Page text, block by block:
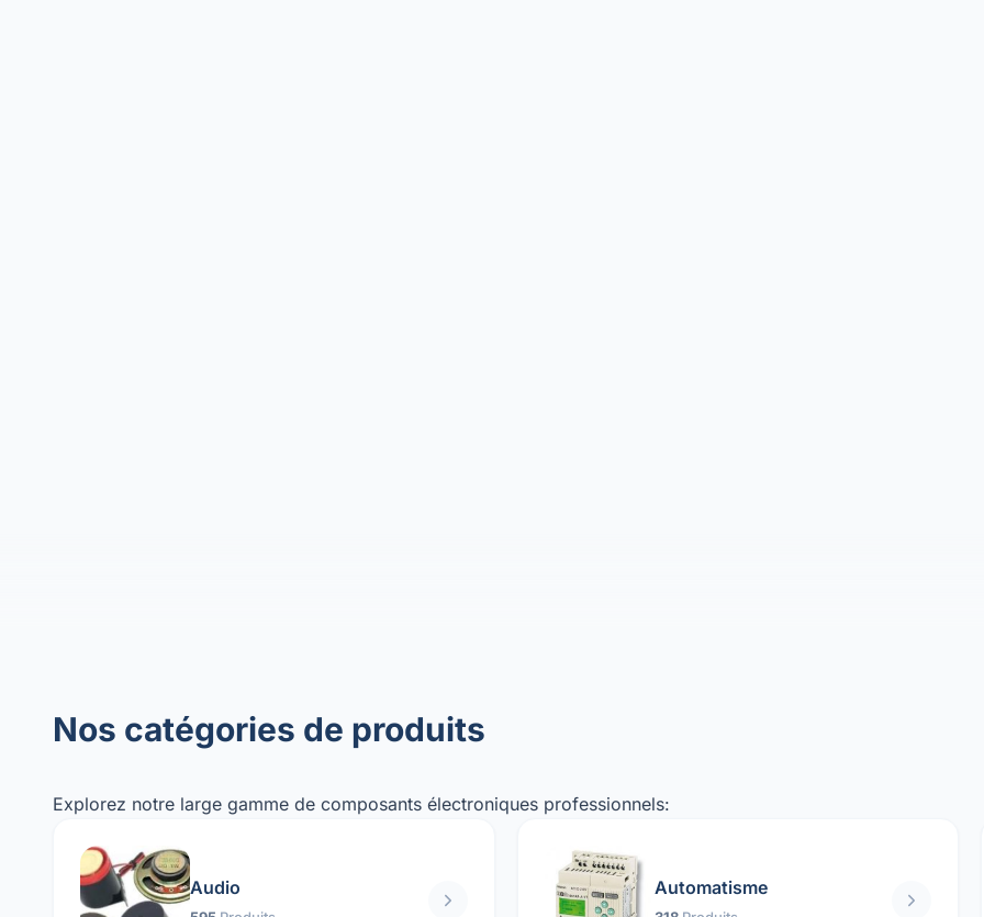
Nos catégories de produits
Explorez notre large gamme de composants électroniques professionnels:
Audio Automatisme